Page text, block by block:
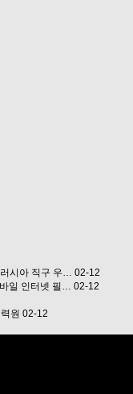
시아 직구 우… 02-12
일 인터넷 필… 02-12
원 02-12